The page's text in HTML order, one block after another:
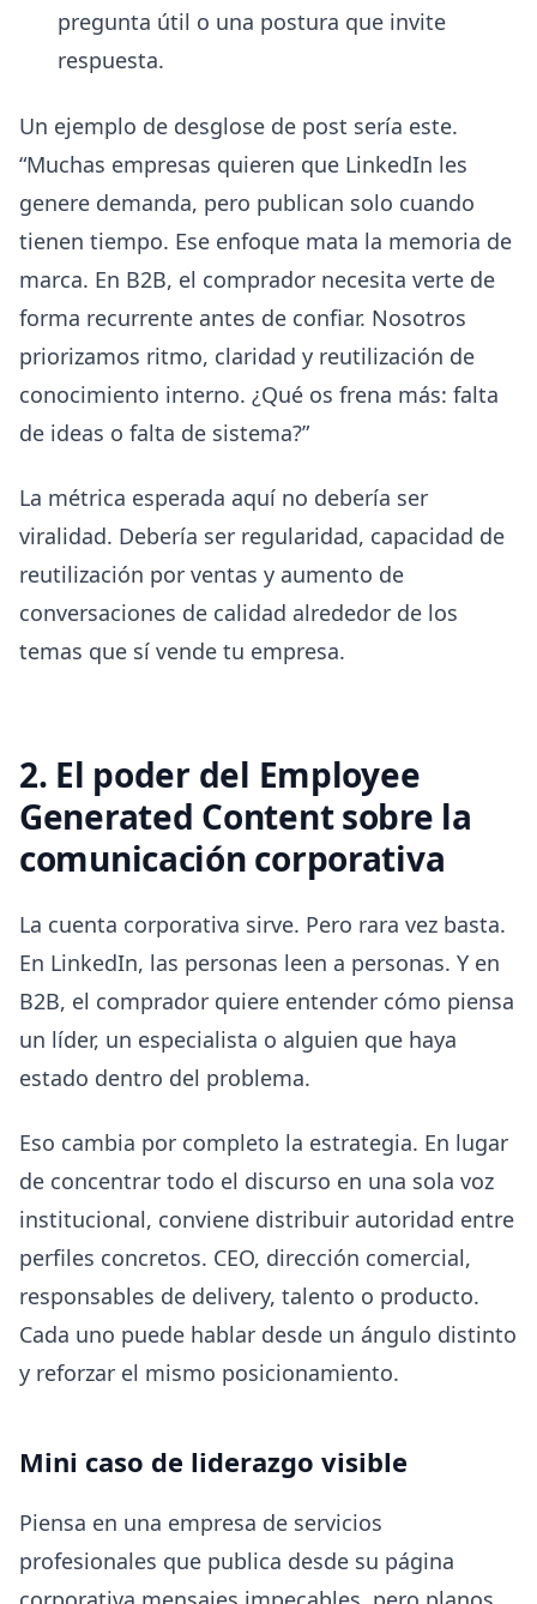
pregunta útil o una postura que invite
respuesta.
Un ejemplo de desglose de post sería este.
“Muchas empresas quieren que LinkedIn les
genere demanda, pero publican solo cuando
tienen tiempo. Ese enfoque mata la memoria de
marca. En B2B, el comprador necesita verte de
forma recurrente antes de confiar. Nosotros
priorizamos ritmo, claridad y reutilización de
conocimiento interno. ¿Qué os frena más: falta
de ideas o falta de sistema?”
La métrica esperada aquí no debería ser
viralidad. Debería ser regularidad, capacidad de
reutilización por ventas y aumento de
conversaciones de calidad alrededor de los
temas que sí vende tu empresa.
2. El poder del Employee
Generated Content sobre la
comunicación corporativa
La cuenta corporativa sirve. Pero rara vez basta.
En LinkedIn, las personas leen a personas. Y en
B2B, el comprador quiere entender cómo piensa
un líder, un especialista o alguien que haya
estado dentro del problema.
Eso cambia por completo la estrategia. En lugar
de concentrar todo el discurso en una sola voz
institucional, conviene distribuir autoridad entre
perfiles concretos. CEO, dirección comercial,
responsables de delivery, talento o producto.
Cada uno puede hablar desde un ángulo distinto
y reforzar el mismo posicionamiento.
Mini caso de liderazgo visible
Piensa en una empresa de servicios
profesionales que publica desde su página